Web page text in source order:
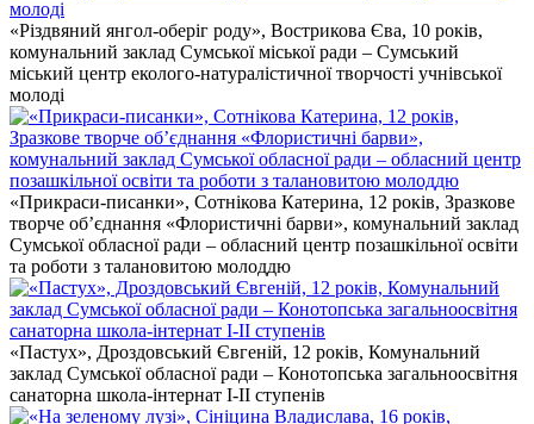
«Різдвяний янгол-оберіг роду», Вострикова Єва, 10 років,
комунальний заклад Сумської міської ради – Сумський
міський центр еколого-натуралістичної творчості учнівської
молоді
«Прикраси-писанки», Сотнікова Катерина, 12 років, Зразкове
творче об’єднання «Флористичні барви», комунальний заклад
Сумської обласної ради – обласний центр позашкільної освіти
та роботи з талановитою молоддю
«Пастух», Дроздовський Євгеній, 12 років, Комунальний
заклад Сумської обласної ради – Конотопська загальноосвітня
санаторна школа-інтернат І-ІІ ступенів